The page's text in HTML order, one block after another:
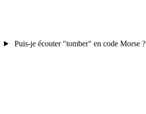
Puis-je écouter "tomber" en code Morse ?